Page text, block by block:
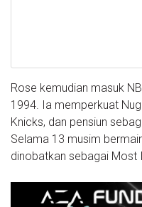
Rose kemudian masuk
1994. Ia memperkuat
Knicks, dan pensiun
Selama 13 musim
dinobatkan sebagai Most